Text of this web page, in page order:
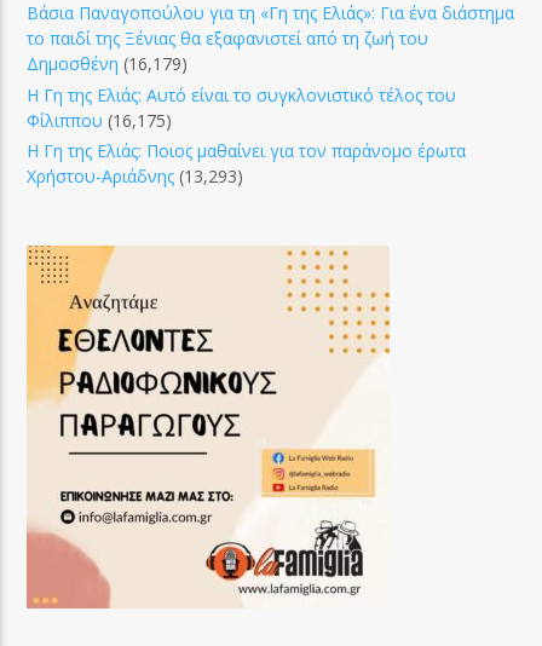
Βάσια Παναγοπούλου για τη «Γη της Ελιάς»: Για ένα διάστημα
το παιδί της Ξένιας θα εξαφανιστεί από τη ζωή του
Δημοσθένη (16,179)
Η Γη της Ελιάς: Αυτό είναι το συγκλονιστικό τέλος του
Φίλιππου (16,175)
Η Γη της Ελιάς: Ποιος μαθαίνει για τον παράνομο έρωτα
Χρήστου-Αριάδνης (13,293)